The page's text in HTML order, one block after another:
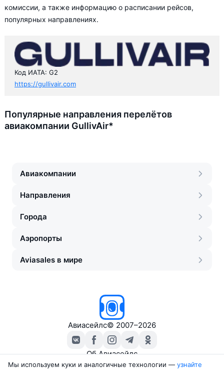
комиссии, а также информацию о расписании рейсов,
популярных направлениях.
Код ИАТА: G2
https://gullivair.com
Популярные направления перелётов
авиакомпании GullivAir*
Авиакомпании
Направления
Города
Аэропорты
Aviasales в мире
Авиасейлс© 2007–2026
Об Авиасейлс
Пресс‑центр
Мы используем куки и аналогичные технологии — узнайте